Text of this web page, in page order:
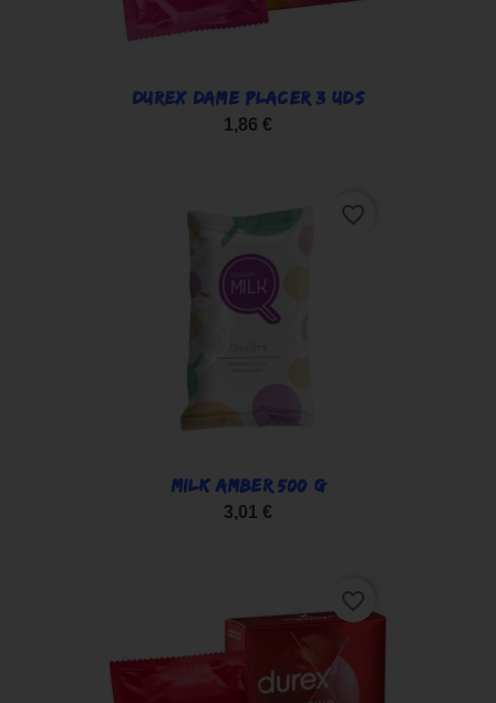
DUREX DAME PLACER 3 UDS
1,86 €
MILK AMBER 500 G
3,01 €
favorite_border
favorite_border